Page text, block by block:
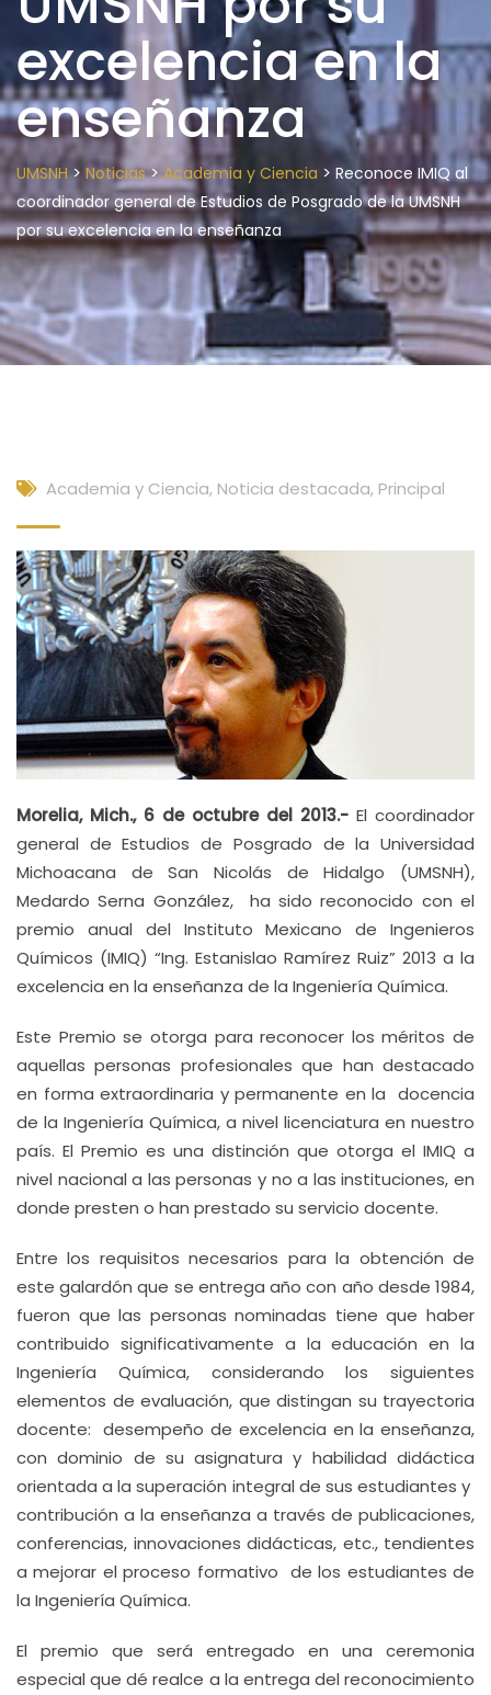
excelencia en la
enseñanza
UMSNH> Noticias>Academia y Ciencia > Reconoce IMIQ al
coordinador general de Estudios de Posgrado de la UMSNH
por su excelencia en la enseñanza
Academia y Ciencia, Noticia destacada, Principal
Morelia, Mich., 6 de octubre del 2013.- El coordinador
general de Estudios de Posgrado de la Universidad
Michoacana de San Nicolás de Hidalgo (UMSNH),
Medardo Serna González, ha sido reconocido con el
premio anual del Instituto Mexicano de Ingenieros
Químicos (IMIQ) “Ing. Estanislao Ramírez Ruiz” 2013 a la
excelencia en la enseñanza de la Ingeniería Química.
Este Premio se otorga para reconocer los méritos de
aquellas personas profesionales que han destacado
en forma extraordinaria y permanente en la docencia
de la Ingeniería Química, a nivel licenciatura en nuestro
país. El Premio es una distinción que otorga el IMIQ a
nivel nacional a las personas y no a las instituciones, en
donde presten o han prestado su servicio docente.
Entre los requisitos necesarios para la obtención de
este galardón que se entrega año con año desde 1984,
fueron que las personas nominadas tiene que haber
contribuido significativamente a la educación en la
Ingeniería Química, considerando los siguientes
elementos de evaluación, que distingan su trayectoria
docente: desempeño de excelencia en la enseñanza,
con dominio de su asignatura y habilidad didáctica
orientada a la superación integral de sus estudiantes y
contribución a la enseñanza a través de publicaciones,
conferencias, innovaciones didácticas, etc., tendientes
a mejorar el proceso formativo de los estudiantes de
la Ingeniería Química.
El premio que será entregado en una ceremonia
especial que dé realce a la entrega del reconocimiento